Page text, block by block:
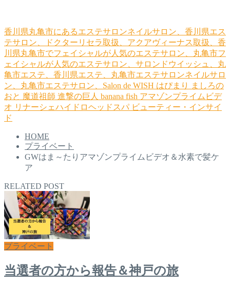
香川県丸亀市にあるエステサロンネイルサロン、香川県エス
テサロン、ドクターリセラ取扱、アクアヴィーナス取扱、香
川県丸亀市でフェイシャルが人気のエステサロン、丸亀市フ
ェイシャルが人気のエステサロン、サロンドウイッシュ、丸
亀市エステ、香川県エステ、丸亀市エステサロンネイルサロ
ン、丸亀市エステサロン、Salon de WISH はぴまり
ましろの
おと 魔道祖師 進撃の巨人 banana fish アマゾンプライムビデ
オ リナーシェハイドロヘッドスパビューティー・インサイ
ド
HOME
プライベート
GWはま～たりアマゾンプライムビデオ＆水素で髪ケ
ア
RELATED POST
プライベート
当選者の方から報告＆神戸の旅